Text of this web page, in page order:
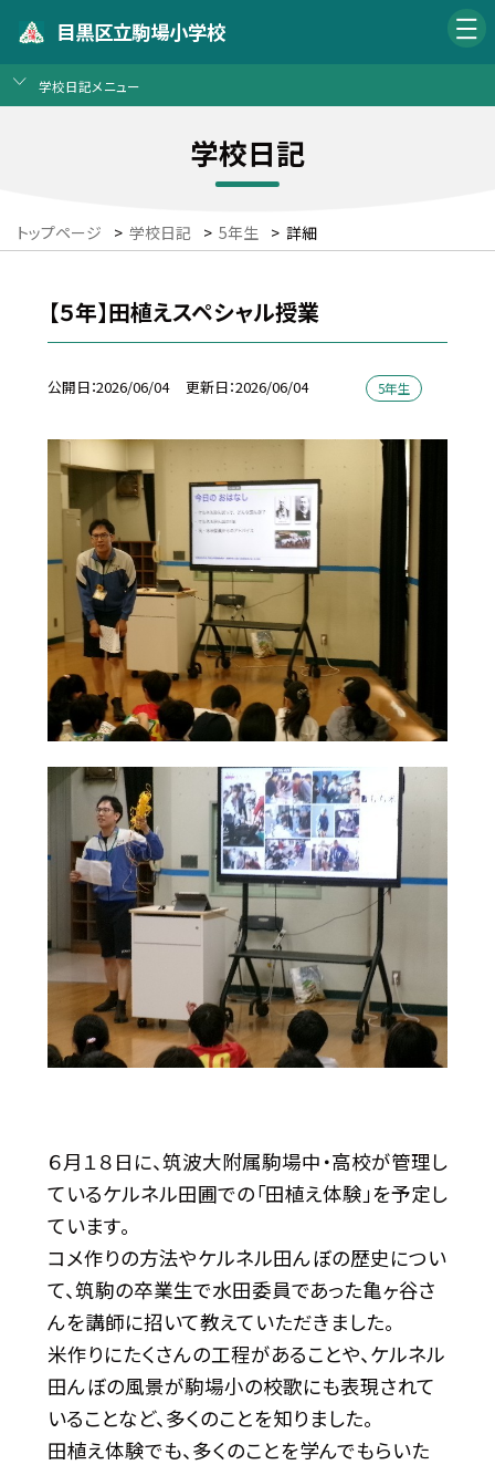
目黒区立駒場小学校
学校日記メニュー
学校日記
トップページ > 学校日記 > 5年生 > 詳細
【５年】田植えスペシャル授業
公開日 2026/06/04 更新日 2026/06/04 5年生
６月１８日に、筑波大附属駒場中・高校が管理し
ているケルネル田圃での「田植え体験」を予定し
ています。
コメ作りの方法やケルネル田んぼの歴史につい
て、筑駒の卒業生で水田委員であった亀ヶ谷さ
んを講師に招いて教えていただきました。
米作りにたくさんの工程があることや、ケルネル
田んぼの風景が駒場小の校歌にも表現されて
いることなど、多くのことを知りました。
田植え体験でも、多くのことを学んでもらいた